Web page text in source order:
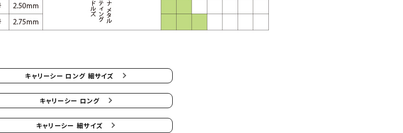
キャリーシー ロング 細サイズ
キャリーシー ロング
キャリーシー 細サイズ